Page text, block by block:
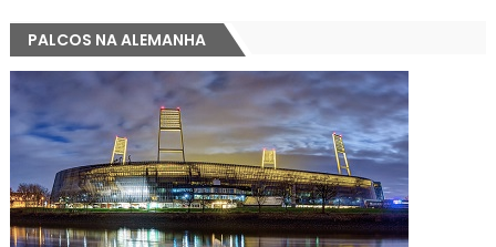
PALCOS NA ALEMANHA